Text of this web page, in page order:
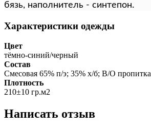
бязь, наполнитель - синтепон.
Характеристики одежды
Цвет
тёмно-синий/черный
Состав
Смесовая 65% п/э; 35% х/б; В/О пропитка
Плотность
210±10 гр.м2
Написать отзыв